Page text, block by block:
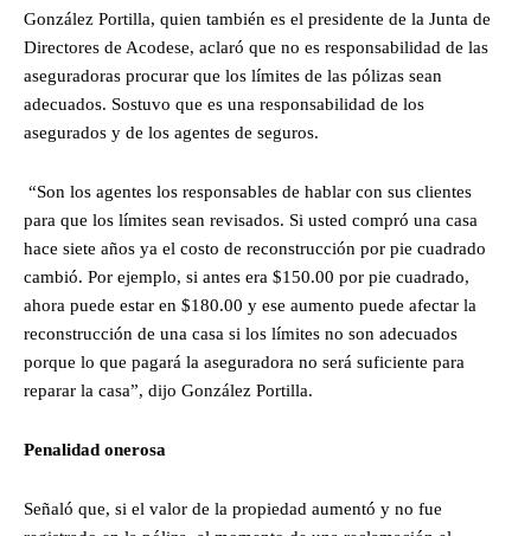
González Portilla, quien también es el presidente de la Junta de
Directores de Acodese, aclaró que no es responsabilidad de las
aseguradoras procurar que los límites de las pólizas sean
adecuados. Sostuvo que es una responsabilidad de los
asegurados y de los agentes de seguros.
“Son los agentes los responsables de hablar con sus clientes
para que los límites sean revisados. Si usted compró una casa
hace siete años ya el costo de reconstrucción por pie cuadrado
cambió. Por ejemplo, si antes era $150.00 por pie cuadrado,
ahora puede estar en $180.00 y ese aumento puede afectar la
reconstrucción de una casa si los límites no son adecuados
porque lo que pagará la aseguradora no será suficiente para
reparar la casa”, dijo González Portilla.
Penalidad onerosa
Señaló que, si el valor de la propiedad aumentó y no fue